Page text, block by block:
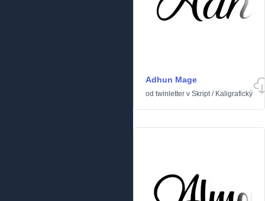
Adhun Mage
od twinletter v Skript/ Kaligrafický